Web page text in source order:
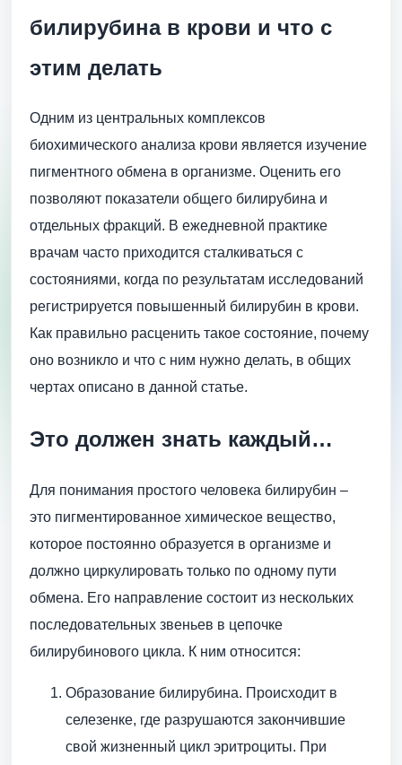
билирубина в крови и что с
этим делать
Одним из центральных комплексов
биохимического анализа крови является изучение
пигментного обмена в организме. Оценить его
позволяют показатели общего билирубина и
отдельных фракций. В ежедневной практике
врачам часто приходится сталкиваться с
состояниями, когда по результатам исследований
регистрируется повышенный билирубин в крови.
Как правильно расценить такое состояние, почему
оно возникло и что с ним нужно делать, в общих
чертах описано в данной статье.
Это должен знать каждый…
Для понимания простого человека билирубин –
это пигментированное химическое вещество,
которое постоянно образуется в организме и
должно циркулировать только по одному пути
обмена. Его направление состоит из нескольких
последовательных звеньев в цепочке
билирубинового цикла. К ним относится:
Образование билирубина. Происходит в
селезенке, где разрушаются закончившие
свой жизненный цикл эритроциты. При